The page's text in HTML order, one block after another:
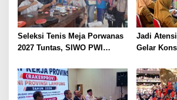
Seleksi Tenis Meja Porwanas
2027 Tuntas, SIWO PWI
Terbaik Bidik Medali Emas
Jadi
Gelar
Rehab
Sarana
Atlet